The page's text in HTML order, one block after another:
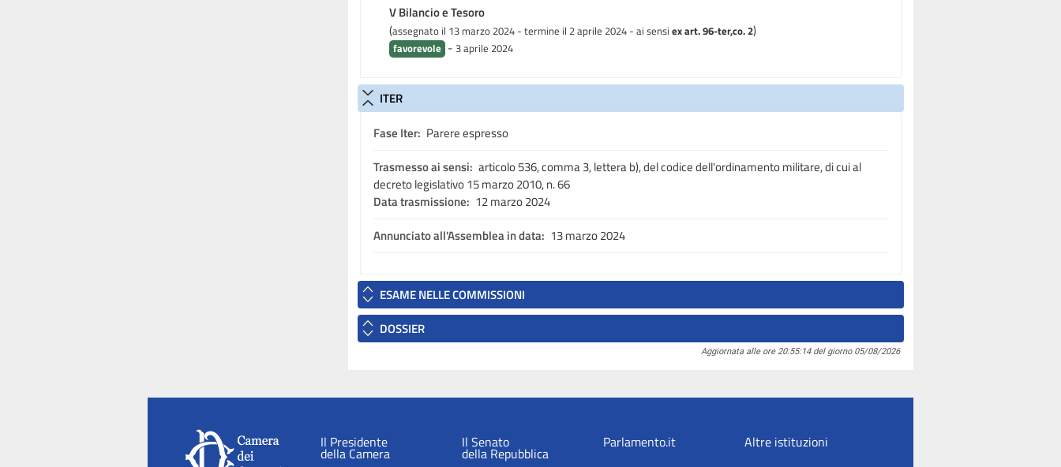
V Bilancio e Tesoro
(assegnato il 13 marzo 2024 - termine il 2 aprile 2024 - ai sensi ex art. 96-ter,co. 2)
favorevole - 3 aprile 2024
ITER
Fase Iter: Parere espresso
Trasmesso ai sensi: articolo 536, comma 3, lettera b), del codice dell'ordinamento militare, di cui al
decreto legislativo 15 marzo 2010, n. 66
Data trasmissione: 12 marzo 2024
Annunciato all'Assemblea in data: 13 marzo 2024
ESAME NELLE COMMISSIONI
DOSSIER
Aggiornata alle ore 20:55:14 del giorno 05/08/2026
Il Presidente
della Camera
Il Senato
della Repubblica
Parlamento.it Altre istituzioni